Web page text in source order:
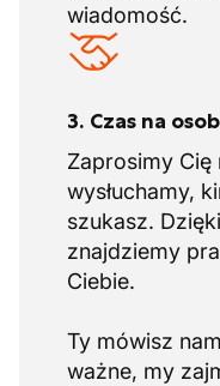
wiadomość.
3. Czas na
Zaprosimy
wysłuchamy,
szukasz.
znajdziemy
Ciebie.
Ty mówisz